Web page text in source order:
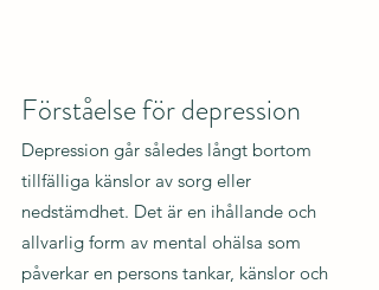
Förståelse för depression
Depression går således långt bortom
tillfälliga känslor av sorg eller
nedstämdhet. Det är en ihållande och
allvarlig form av mental ohälsa som
påverkar en persons tankar, känslor och